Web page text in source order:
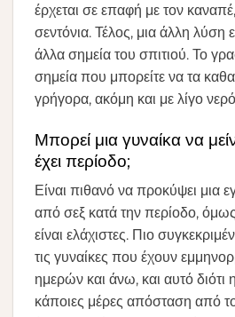
έρχεται σε επαφή με τον
σεντόνια. Τέλος, μια άλλη λύση
άλλα σημεία του σπιτιού. Το
σημεία που μπορείτε να τα
γρήγορα, ακόμη και με λίγο
Μπορεί μια γυναίκα να
έχει περίοδο;
Είναι πιθανό να προκύψει μια
από σεξ κατά την περίοδο, όμως
είναι ελάχιστες. Πιο
τις γυναίκες που έχουν
ημερών και άνω, και αυτό διότι
κάποιες μέρες απόσταση από